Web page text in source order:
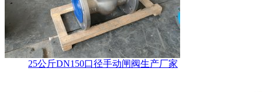
25公斤DN150口径手动闸阀生产厂家